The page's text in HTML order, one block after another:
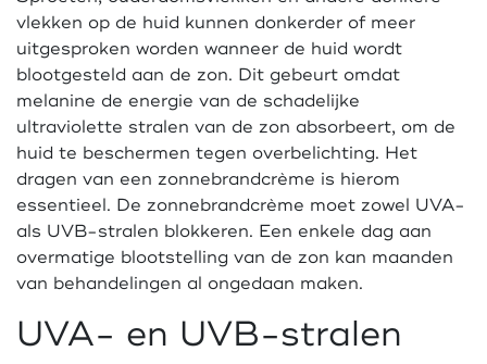
vlekken op de huid kunnen donkerder of meer
uitgesproken worden wanneer de huid wordt
blootgesteld aan de zon. Dit gebeurt omdat
melanine de energie van de schadelijke
ultraviolette stralen van de zon absorbeert, om de
huid te beschermen tegen overbelichting. Het
dragen van een zonnebrandcrème is hierom
essentieel. De zonnebrandcrème moet zowel UVA-
als UVB-stralen blokkeren. Een enkele dag aan
overmatige blootstelling van de zon kan maanden
van behandelingen al ongedaan maken.
UVA- en UVB-stralen